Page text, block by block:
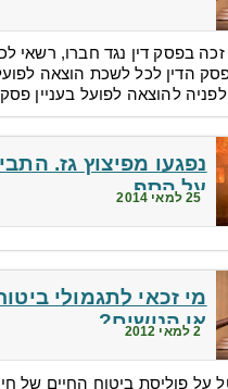
בפסק דין נגד חברו, רשאי
הדין לכל לשכת הוצאה
להוצאה לפועל בעניין פסק
נפגעו מפיצוץ גז.
על הסף
25 למאי 2014
מי זכאי לתגמולי
או הנושים?
2 למאי 2012
על פוליסת ביטוח החיים של